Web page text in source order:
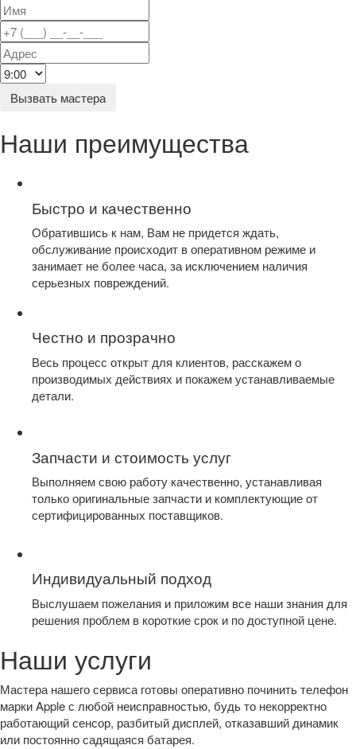
Вызвать мастера
Наши преимущества
Быстро и качественно
Обратившись к нам, Вам не придется ждать,
обслуживание происходит в оперативном режиме и
занимает не более часа, за исключением наличия
серьезных повреждений.
Честно и прозрачно
Весь процесс открыт для клиентов, расскажем о
производимых действиях и покажем устанавливаемые
детали.
Запчасти и стоимость услуг
Выполняем свою работу качественно, устанавливая
только оригинальные запчасти и комплектующие от
сертифицированных поставщиков.
Индивидуальный подход
Выслушаем пожелания и приложим все наши знания для
решения проблем в короткие срок и по доступной цене.
Наши услуги
Мастера нашего сервиса готовы оперативно починить телефон
марки Apple с любой неисправностью, будь то некорректно
работающий сенсор, разбитый дисплей, отказавший динамик
или постоянно садящаяся батарея.